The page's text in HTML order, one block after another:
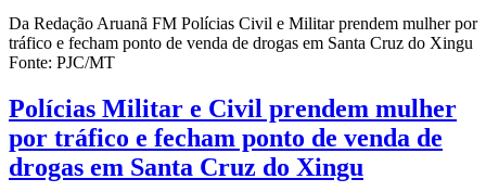
Da Redação Aruanã FM Polícias Civil e Militar prendem mulher por
tráfico e fecham ponto de venda de drogas em Santa Cruz do Xingu
Fonte: PJC/MT
Polícias Militar e Civil prendem mulher
por tráfico e fecham ponto de venda de
drogas em Santa Cruz do Xingu